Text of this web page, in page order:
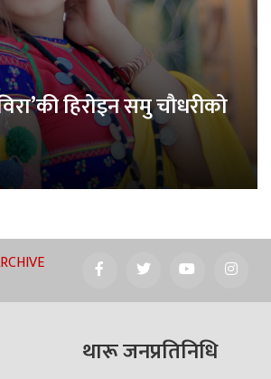
हिरोइन समु चौधरीको
थारू जनप्रतिनिधि